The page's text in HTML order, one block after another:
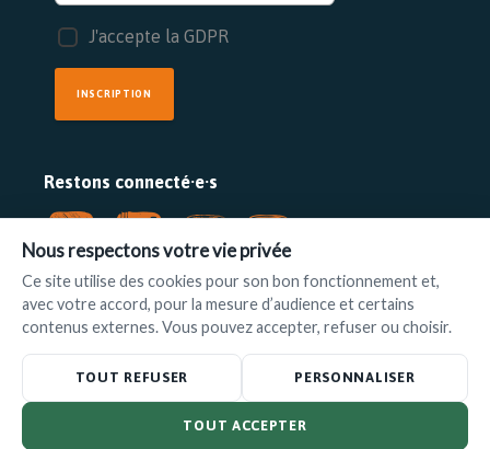
J'accepte la GDPR
INSCRIPTION
Restons connecté·e·s
FAIRE UN DON
www.ilot.be• info@ilot.be
© L'Ilot 2025 – &
Nous respectons votre vie privée
Ce site utilise des cookies pour son bon fonctionnement et,
avec votre accord, pour la mesure d’audience et certains
contenus externes. Vous pouvez accepter, refuser ou choisir.
TOUT REFUSER PERSONNALISER
TOUT ACCEPTER